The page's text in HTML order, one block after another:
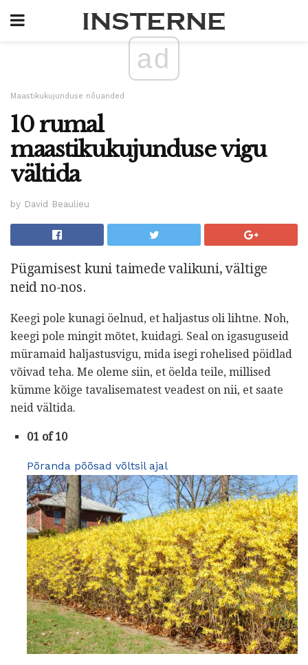
ad
Maastikukujunduse nõuanded
10 rumal
maastikukujunduse vigu
vältida
by David Beaulieu
Pügamisest kuni taimede valikuni, vältige
neid no-nos.
Keegi pole kunagi öelnud, et haljastus oli lihtne. Noh,
keegi pole mingit mõtet, kuidagi. Seal on igasuguseid
müramaid haljastusvigu, mida isegi rohelised pöidlad
võivad teha. Me oleme siin, et öelda teile, millised
kümme kõige tavalisematest veadest on nii, et saate
neid vältida.
01 of 10
Põranda põõsad võltsil ajal